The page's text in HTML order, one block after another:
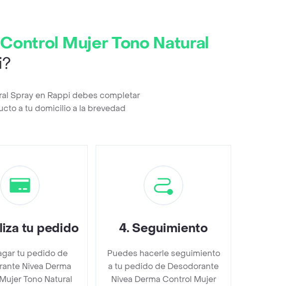
Mujer Tono Natural
Spray en Rappi debes completar
a tu domicilio a la brevedad
tu pedido
tu pedido de
Nivea Derma
Tono Natural
4. Seguimiento
Puedes hacerle seguimiento
a tu pedido de Desodorante
Nivea Derma Control Mujer